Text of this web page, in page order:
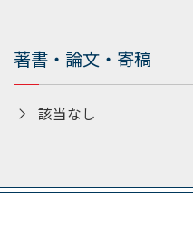
著書・論文・寄稿
該当なし